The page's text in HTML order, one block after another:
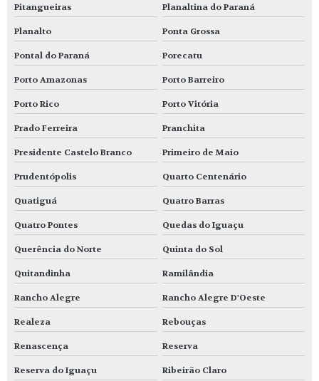
Pitangueiras Planaltina do Paraná
Planalto Ponta Grossa
Pontal do Paraná Porecatu
Porto Amazonas Porto Barreiro
Porto Rico Porto Vitória
Prado Ferreira Pranchita
Presidente Castelo Branco Primeiro de Maio
Prudentópolis Quarto Centenário
Quatiguá Quatro Barras
Quatro Pontes Quedas do Iguaçu
Querência do Norte Quinta do Sol
Quitandinha Ramilândia
Rancho Alegre Rancho Alegre D'Oeste
Realeza Rebouças
Renascença Reserva
Reserva do Iguaçu Ribeirão Claro